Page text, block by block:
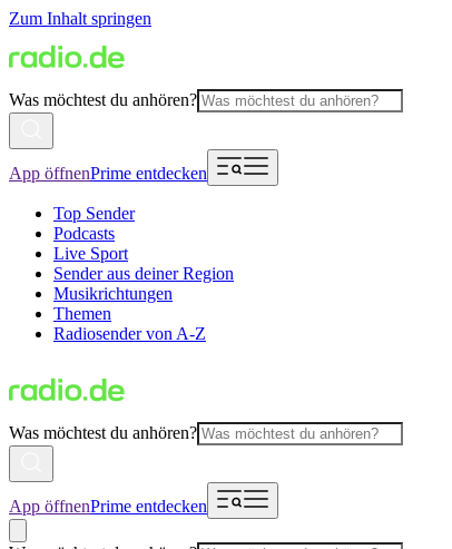
Zum Inhalt springen
Was möchtest du anhören?
App öffnenPrime entdecken
Top Sender
Podcasts
Live Sport
Sender aus deiner Region
Musikrichtungen
Themen
Radiosender von A-Z
Was möchtest du anhören?
App öffnenPrime entdecken